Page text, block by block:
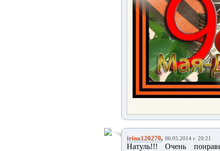
irina120270, 06.05.2014 г. 20:21
Натуль!!! Очень